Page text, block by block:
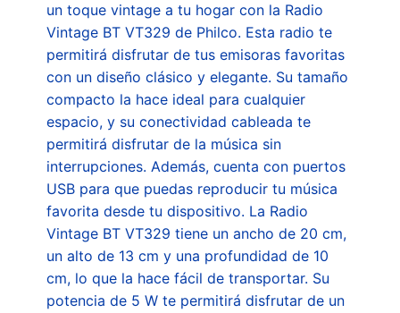
un toque vintage a tu hogar con la Radio
Vintage BT VT329 de Philco. Esta radio te
permitirá disfrutar de tus emisoras favoritas
con un diseño clásico y elegante. Su tamaño
compacto la hace ideal para cualquier
espacio, y su conectividad cableada te
permitirá disfrutar de la música sin
interrupciones. Además, cuenta con puertos
USB para que puedas reproducir tu música
favorita desde tu dispositivo. La Radio
Vintage BT VT329 tiene un ancho de 20 cm,
un alto de 13 cm y una profundidad de 10
cm, lo que la hace fácil de transportar. Su
potencia de 5 W te permitirá disfrutar de un